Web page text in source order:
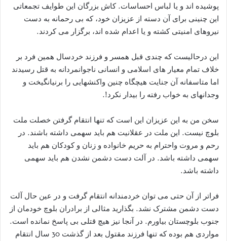
پوشیده اند و یا لباس احساسات. کاش بزرگان این طوایف تجمعاتی
این چنینی برای آن دسته از عزیزان خود، که بی رحمانه به دست
نیروهای امنیتی کشته و یا اعدام شده اند، برگزار می کردند.
این درحالیست که چندی قبل همسر و فرزند خردسال همین فرد بر
خلاف تمام معیار های اسلامی و انسانی ناجوانمردانه به قتل رسیدند
اما متاسفانه آن جنایت هیچگاه چنین واکنشهایی را برنیانگیخت و
وجدانهای به خواب رفته را بیدار نکرد!.
سخن من به این عزیزان این است که تنها انتقام گرفتن خصلت ملت
بلوچ نیست. این ملت در عقلانیت هم باید سهمی داشته باشند. در
رحم و مروت واحترام به حریم خانواده و زنان و کودکان هم باید
سهمی داشته باشد. در آلت دست دشمن نشدن هم باید سهمی
داشته باشد.
فراتر از آن حتی می توان خردمندانه انتقام گرفت و در عین حال آلت
دست دشمن مشترک نشد. بگذارید مثالی از برادران بلوچ خودمان از
جنوب بلوچستان بیاورم. در آنجا نیز هیچ قتلی بی پاسخ نمانده است.
مواردی هم بوده که تنها فرزند مقتول بعد از گذشت 30 سال انتقام